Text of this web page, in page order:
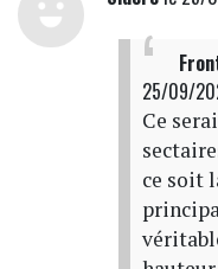
25/09/
Ce
ce soit